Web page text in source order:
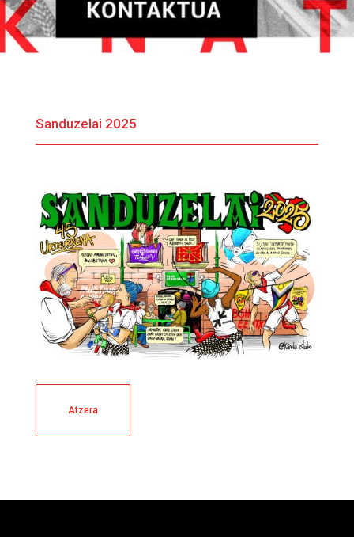
Sanduzelai 2025
Atzera